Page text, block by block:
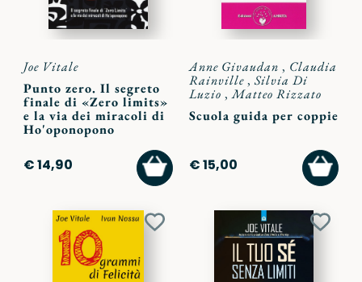
Joe Vitale
Punto zero. Il segreto
finale di «Zero limits»
e la via dei miracoli di
Ho'oponopono
€ 14,90
AGGIUNGI
AL
CARRELLO
Anne Givaudan , Claudia
Rainville,Silvia Di
Luzio ,Matteo Rizzato
Scuola guida per coppie
€ 15,00
AL
Aggiungi